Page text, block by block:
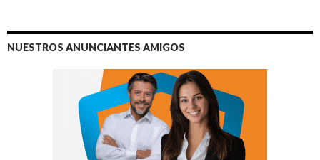
NUESTROS ANUNCIANTES AMIGOS